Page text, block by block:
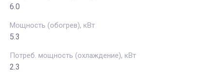
6.0
Мощность (обогрев), кВт
5.3
Потреб. мощность (охлаждение), кВт
2.3